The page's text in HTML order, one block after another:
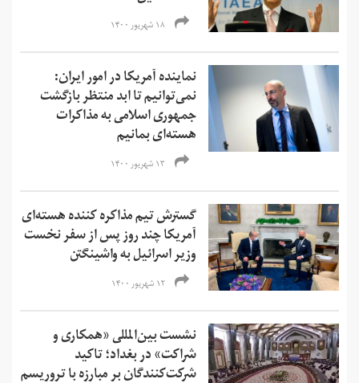
۱۸ شهریور ۱۴۰۰
نماینده آمریکا در امور ایران:
نمی‌‌توانیم تا ابد منتظر بازگشت
جمهوری اسلامی به مذاکرات
هسته‌ای بمانیم
۱۳ شهریور ۱۴۰۰
گسترش تیم مذاکره کننده هسته‌ای
آمریکا چند روز پس از سفر نخست
وزیر اسرائیل به واشینگتن
۱۲ شهریور ۱۴۰۰
نشست بین‌المللی «‌همکاری و
شراکت» در بغداد؛ تاکید
شرکت‌کنندگان بر مبارزه با تروریسم